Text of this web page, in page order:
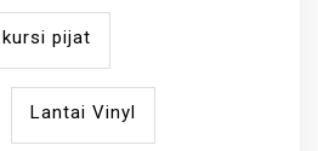
kursi pijat
Lantai Vinyl